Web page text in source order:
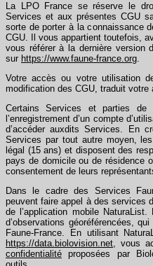
La LPO France se réserve le
Services et aux présentes CGU
sorte de porter à la connaissance
CGU. Il vous appartient toutefois,
vous référer à la dernière version
sur https://www.faune-france.org.
Votre accès ou votre utilisation
modification des CGU, traduit
Certains Services et parties
l’enregistrement d’un compte
d’accéder auxdits Services. En
Services par tout autre moyen,
légal (15 ans) et disposent des
pays de domicile ou de résidence
consentement de leurs
Dans le cadre des Services
peuvent faire appel à des services
de l’application mobile
d’observations géoréférencées,
Faune-France. En utilisant
https://data.biolovision.net , vous
confidentialité proposées par